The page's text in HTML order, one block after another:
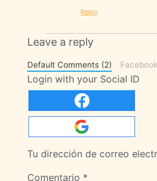
Reply
Leave a reply
Default Comments (2)
Login with your Social ID
Tu dirección de correo
Comentario *